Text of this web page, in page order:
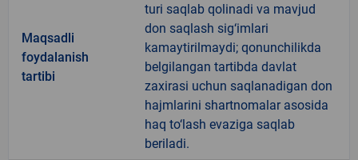
Maqsadli
foydalanish
tartibi
turi saqlab qolinadi va mavjud
don saqlash sig‘imlari
kamaytirilmaydi; qonunchilikda
belgilangan tartibda davlat
zaxirasi uchun saqlanadigan don
hajmlarini shartnomalar asosida
haq to‘lash evaziga saqlab
beriladi.